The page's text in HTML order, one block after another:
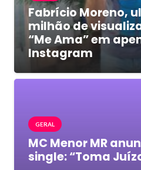
Fabrício Moreno,
milhão de
“Me Ama” em
Instagram
GERAL
MC Menor MR
single: “Toma